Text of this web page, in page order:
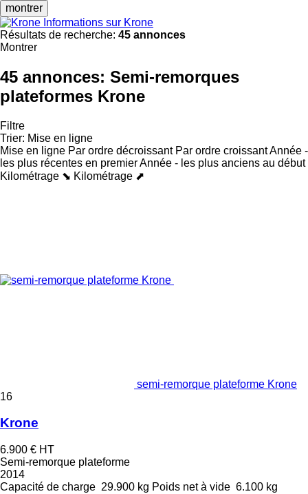
montrer
Informations sur Krone
Résultats de recherche: 45 annonces
Montrer
45 annonces: Semi-remorques
plateformes Krone
Filtre
Trier: Mise en ligne
Mise en ligne Par ordre décroissant Par ordre croissantAnnée -
les plus récentes en premierAnnée - les plus anciens au début
Kilométrage ⬊ Kilométrage ⬈
semi-remorque plateforme Krone
16
Krone
6.900 € HT
Semi-remorque plateforme
2014
Capacité de charge 29.900 kg Poids net à vide 6.100 kg